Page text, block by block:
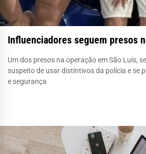
Influenciadores seguem presos
Um dos presos na operação em São Luís,
suspeito de usar distintivos da polícia e se
e segurança